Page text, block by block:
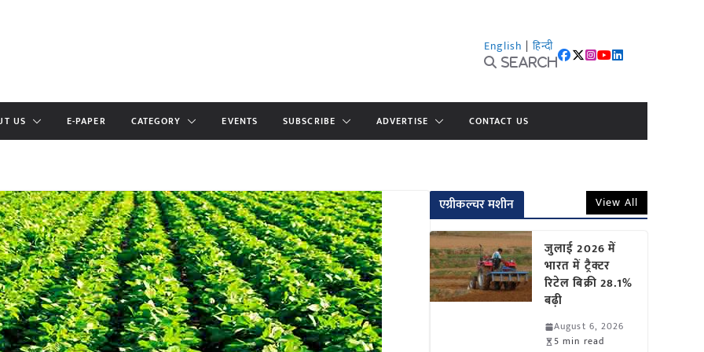
English | हिन्दी
Search
US E-PAPER CATEGORY EVENTS SUBSCRIBE ADVERTISE CONTACT US
एग्रीकल्चर मशीन View All
जुलाई 2026 में
भारत में ट्रैक्टर
रिटेल बिक्री 28.1%
बढ़ी
August 6, 2026
5 min read